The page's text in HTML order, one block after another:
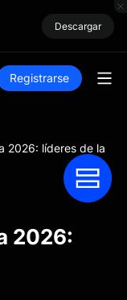
Descargar
Registrarse
2026: líderes de la
2026: